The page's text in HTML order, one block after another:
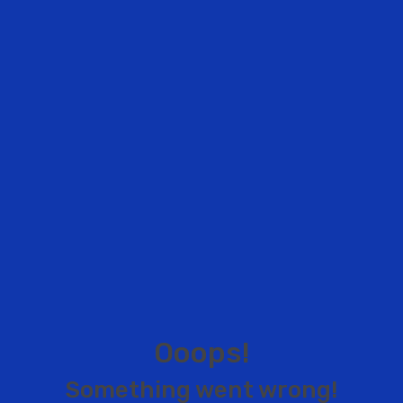
Ooops!
Something went wrong!